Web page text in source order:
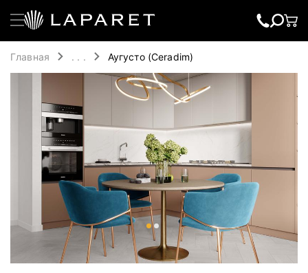
Главная . . . Аугусто (Ceradim)